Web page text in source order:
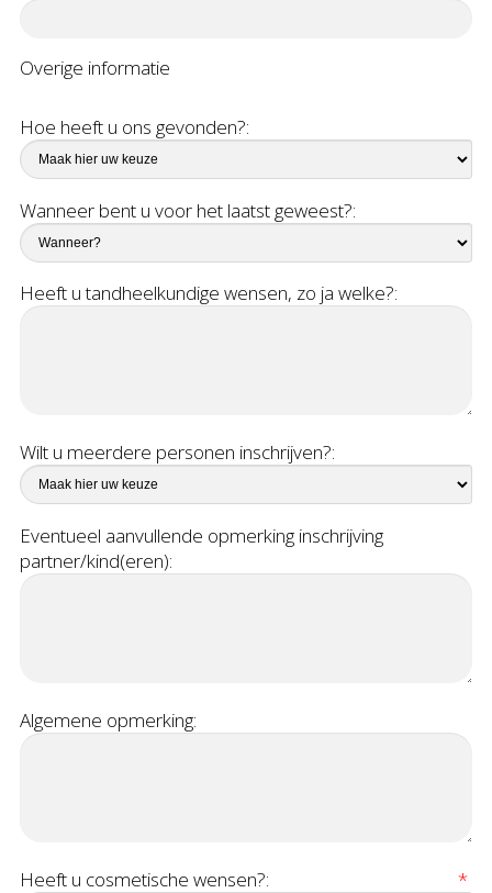
Overige informatie
Hoe heeft u ons gevonden?:
Wanneer bent u voor het laatst geweest?:
Heeft u tandheelkundige wensen, zo ja welke?:
Wilt u meerdere personen inschrijven?:
Eventueel aanvullende opmerking inschrijving
partner/kind(eren):
Algemene opmerking:
Heeft u cosmetische wensen?: *